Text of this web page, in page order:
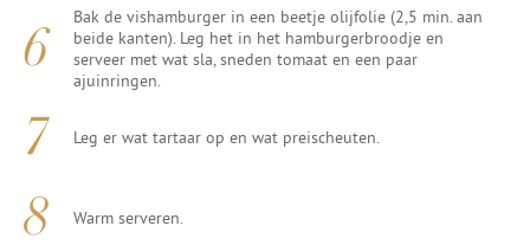
Bak de vishamburger in een beetje olijfolie (2,5 min. aan
beide kanten). Leg het in het hamburgerbroodje en
serveer met wat sla, sneden tomaat en een paar
ajuinringen.
Leg er wat tartaar op en wat preischeuten.
Warm serveren.